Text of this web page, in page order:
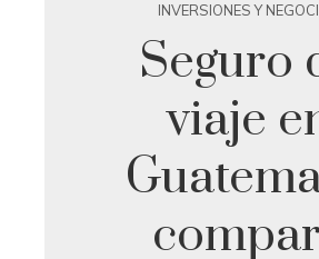
INVERSIONES Y
Seguro
viaje